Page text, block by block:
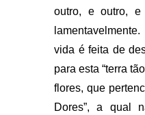
outro, e outro, e
vida é feita de
para esta “terra
flores, que
Dores”, a qual